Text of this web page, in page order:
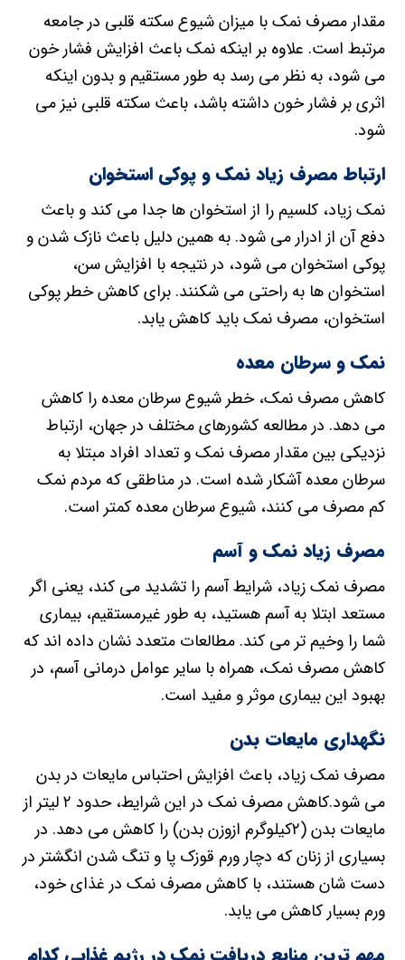
مقدار مصرف نمک با میزان شیوع سکته قلبی در جامعه
مرتبط است. علاوه بر اینکه نمک باعث افزایش فشار خون
می شود، به نظر می رسد به طور مستقیم و بدون اینکه
اثری بر فشار خون داشته باشد، باعث سکته قلبی نیز می
شود.
ارتباط مصرف زیاد نمک و پوکی استخوان
نمک زیاد، کلسیم را از استخوان ها جدا می کند و باعث
دفع آن از ادرار می شود. به همین دلیل باعث نازک شدن و
پوکی استخوان می شود، در نتیجه با افزایش سن،
استخوان ها به راحتی می شکنند. برای کاهش خطر پوکی
استخوان، مصرف نمک باید کاهش یابد.
نمک و سرطان معده
کاهش مصرف نمک، خطر شیوع سرطان معده را کاهش
می دهد. در مطالعه کشورهای مختلف در جهان، ارتباط
نزدیکی بین مقدار مصرف نمک و تعداد افراد مبتلا به
سرطان معده آشکار شده است. در مناطقی که مردم نمک
کم مصرف می کنند، شیوع سرطان معده کمتر است.
مصرف زیاد نمک و آسم
مصرف نمک زیاد، شرایط آسم را تشدید می کند، یعنی اگر
مستعد ابتلا به آسم هستید، به طور غیرمستقیم، بیماری
شما را وخیم تر می کند. مطالعات متعدد نشان داده اند که
کاهش مصرف نمک، همراه با سایر عوامل درمانی آسم، در
بهبود این بیماری موثر و مفید است.
نگهداری مایعات بدن
مصرف نمک زیاد، باعث افزایش احتباس مایعات در بدن
می شود.کاهش مصرف نمک در این شرایط، حدود ۲ لیتر از
مایعات بدن (۲کیلوگرم ازوزن بدن) را کاهش می دهد. در
بسیاری از زنان که دچار ورم قوزک پا و تنگ شدن انگشتر در
دست شان هستند، با کاهش مصرف نمک در غذای خود،
ورم بسیار کاهش می یابد.